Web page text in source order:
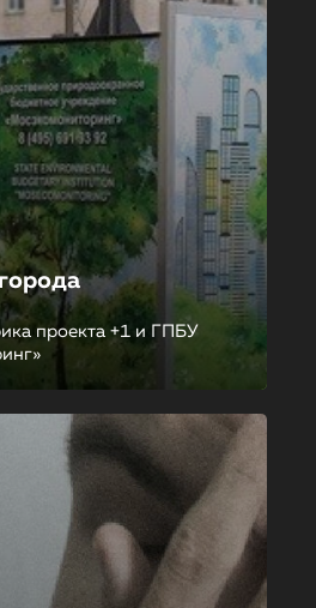
проекта +1 и ГПБУ